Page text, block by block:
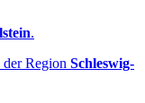
.
der Region Schleswig-